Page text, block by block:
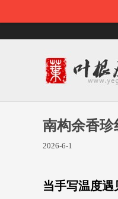
南构余香
2026-6-1
当手写温度